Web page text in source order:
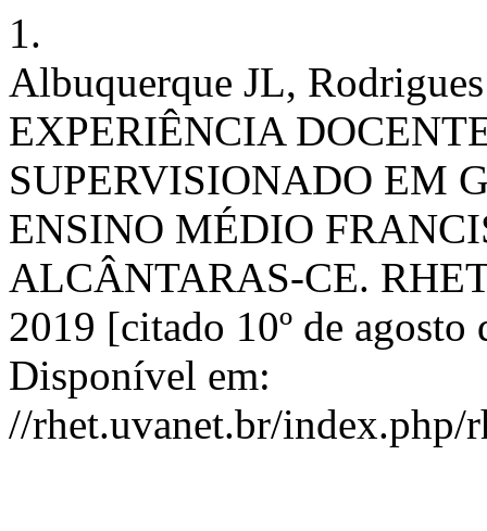
1.
Albuquerque JL,
EXPERIÊNCIA
SUPERVISIONADO EM
ENSINO MÉDIO
ALCÂNTARAS-CE.
2019 [citado 10º de
Disponível em:
//rhet.uvanet.br/index.php/